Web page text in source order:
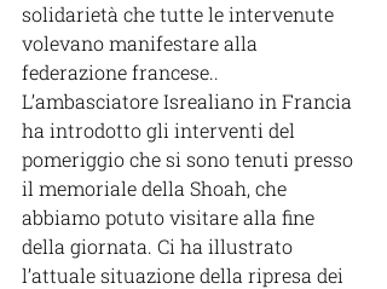
solidarietà che tutte le intervenute
volevano manifestare alla
federazione francese..
L’ambasciatore Isrealiano in Francia
ha introdotto gli interventi del
pomeriggio che si sono tenuti presso
il memoriale della Shoah, che
abbiamo potuto visitare alla fine
della giornata. Ci ha illustrato
l’attuale situazione della ripresa dei